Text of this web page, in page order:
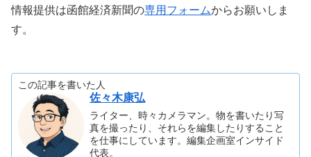
情報提供は函館経済新聞の専用フォームからお願いしま
す。
この記事を書いた人
佐々木康弘
ライター、時々カメラマン。物を書いたり写
真を撮ったり、それらを編集したりすること
を仕事にしています。編集企画室インサイド
代表。